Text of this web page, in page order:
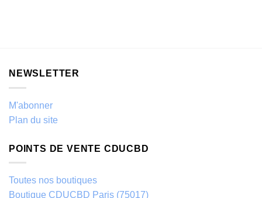
NEWSLETTER
M'abonner
Plan du site
POINTS DE VENTE CDUCBD
Toutes nos boutiques
Boutique CDUCBD Paris (75017)